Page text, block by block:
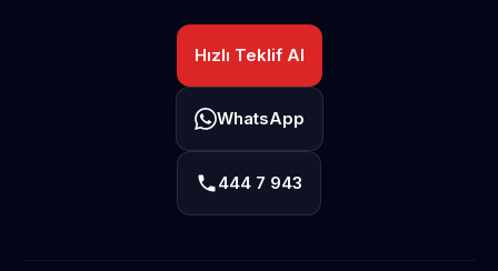
Hızlı Teklif Al
WhatsApp
444 7 943